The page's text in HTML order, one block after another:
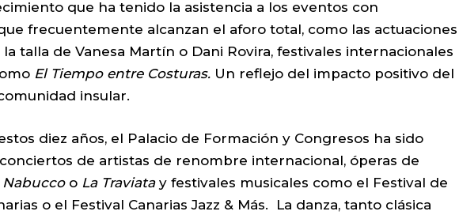
que ha tenido la asistencia a los eventos con
frecuentemente alcanzan el aforo total, como las actuaciones
talla de Vanesa Martín o Dani Rovira, festivales internacionales
El Tiempo entre Costuras. Un reflejo del impacto positivo del
insular.
diez años, el Palacio de Formación y Congresos ha sido
de artistas de renombre internacional, óperas de
Nabuccoo La Traviatay festivales musicales como el Festival de
o el Festival Canarias Jazz & Más. La danza, tanto clásica